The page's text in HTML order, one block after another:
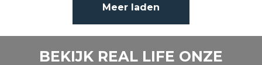
Meer laden
BEKIJK REAL LIFE ONZE